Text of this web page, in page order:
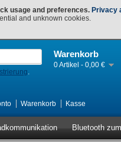
usage and preferences. Privacy
and unknown cookies.
Warenkorb
0 Artikel - 0,00 €
.
Warenkorb Kasse
Bluetooth